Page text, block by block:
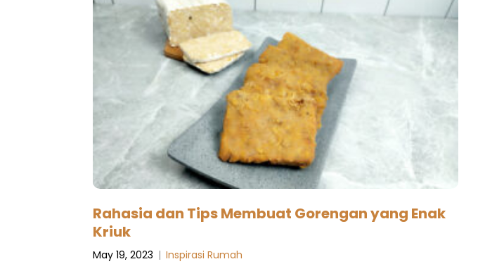
Rahasia dan Tips Membuat Gorengan yang Enak
Kriuk
May 19, 2023 | Inspirasi Rumah